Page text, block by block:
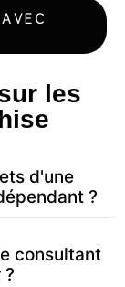
les
d'une
?
consultant